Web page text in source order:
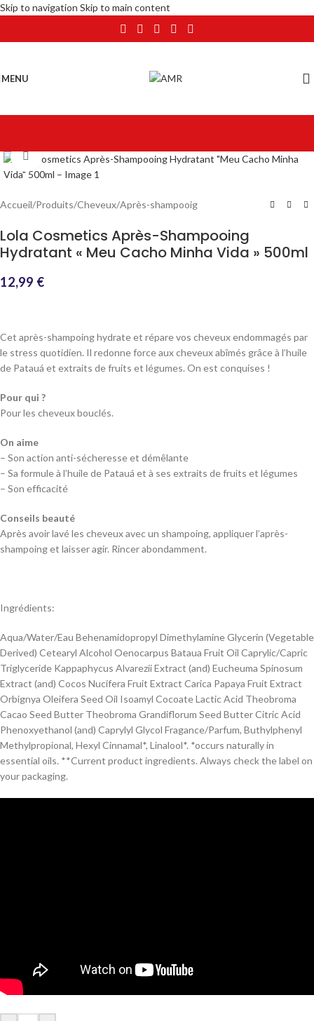
Skip to navigation Skip to main content
MENU
Click to enlarge
Accueil/Produits/Cheveux/Après-shampooig
Lola Cosmetics Après-Shampooing
Hydratant « Meu Cacho Minha Vida » 500ml
12,99 €
Cet après-shampoing hydrate et répare vos cheveux endommagés par
le stress quotidien. Il redonne force aux cheveux abîmés grâce à l’huile
de Patauá et extraits de fruits et légumes. On est conquises !
Pour qui ?
Pour les cheveux bouclés.
On aime
– Son action anti-sécheresse et démêlante
– Sa formule à l’huile de Patauá et à ses extraits de fruits et légumes
– Son efficacité
Conseils beauté
Après avoir lavé les cheveux avec un shampoing, appliquer l’après-
shampoing et laisser agir. Rincer abondamment.
Ingrédients:
Aqua/Water/Eau Behenamidopropyl Dimethylamine Glycerin (Vegetable
Derived) Cetearyl Alcohol Oenocarpus Bataua Fruit Oil Caprylic/Capric
Triglyceride Kappaphycus Alvarezii Extract (and) Eucheuma Spinosum
Extract (and) Cocos Nucifera Fruit Extract Carica Papaya Fruit Extract
Orbignya Oleifera Seed Oil Isoamyl Cocoate Lactic Acid Theobroma
Cacao Seed Butter Theobroma Grandiflorum Seed Butter Citric Acid
Phenoxyethanol (and) Caprylyl Glycol Fragance/Parfum, Buthylphenyl
Methylpropional, Hexyl Cinnamal*, Linalool*. *occurs naturally in
essential oils. **Current product ingredients. Always check the label on
your packaging.